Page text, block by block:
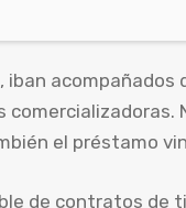
iban
el préstamo
de contratos de